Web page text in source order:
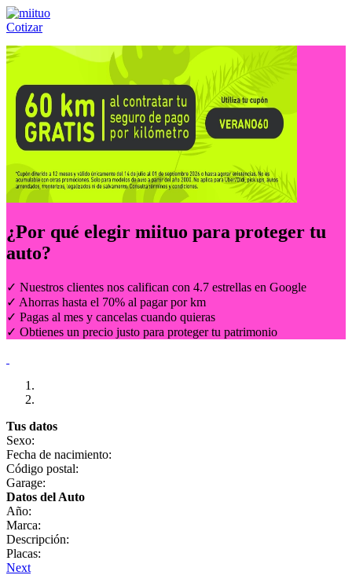
Cotizar
Llámanos al:(55) 84-21-05-00 ó
¿Por qué elegir miituo para proteger tu
auto?
✓ Nuestros clientes nos califican con 4.7 estrellas en Google
✓ Ahorras hasta el 70% al pagar por km
✓ Pagas al mes y cancelas cuando quieras
✓ Obtienes un precio justo para proteger tu patrimonio
Tus datos
Sexo:
Fecha de nacimiento:
Código postal:
Garage:
Datos del Auto
Año:
Marca:
Descripción:
Placas:
Next